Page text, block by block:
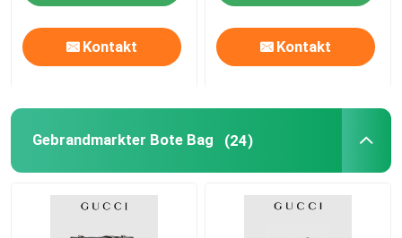
Designer Brand Backpack
Kontakt Kontakt
Gebrandmarkter Bote Bag (24)